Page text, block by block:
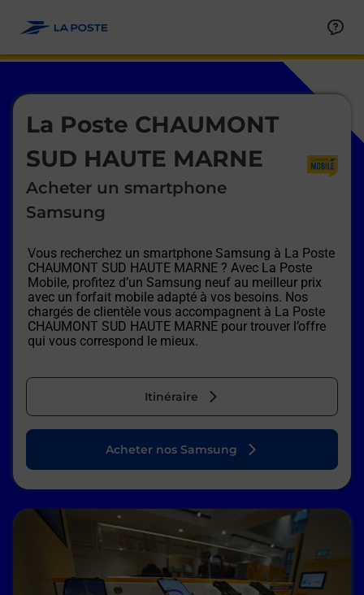
La Poste CHAUMONT
SUD HAUTE MARNE
Acheter un smartphone
Samsung
Vous recherchez un smartphone Samsung à La Poste
CHAUMONT SUD HAUTE MARNE ? Avec La Poste
Mobile, profitez d’un Samsung neuf au meilleur prix
avec un forfait mobile adapté à vos besoins. Nos
chargés de clientèle vous accompagnent à La Poste
CHAUMONT SUD HAUTE MARNE pour trouver l’offre
qui vous correspond le mieux.
Itinéraire
Le lien s'ouvre dans un nouvel onglet
Acheter nos Samsung